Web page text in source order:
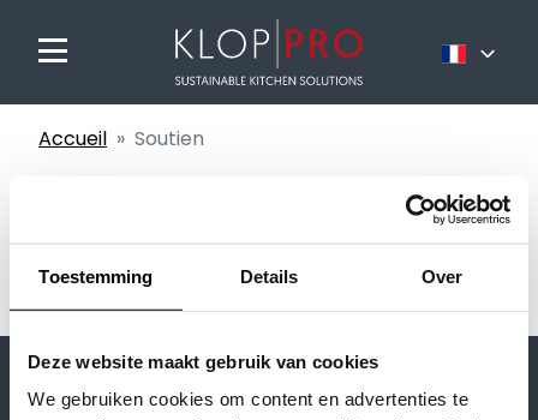
Toestemming Details Over
Deze website maakt gebruik van cookies
We gebruiken cookies om content en advertenties te
Nederlands
English
Accueil Soutien